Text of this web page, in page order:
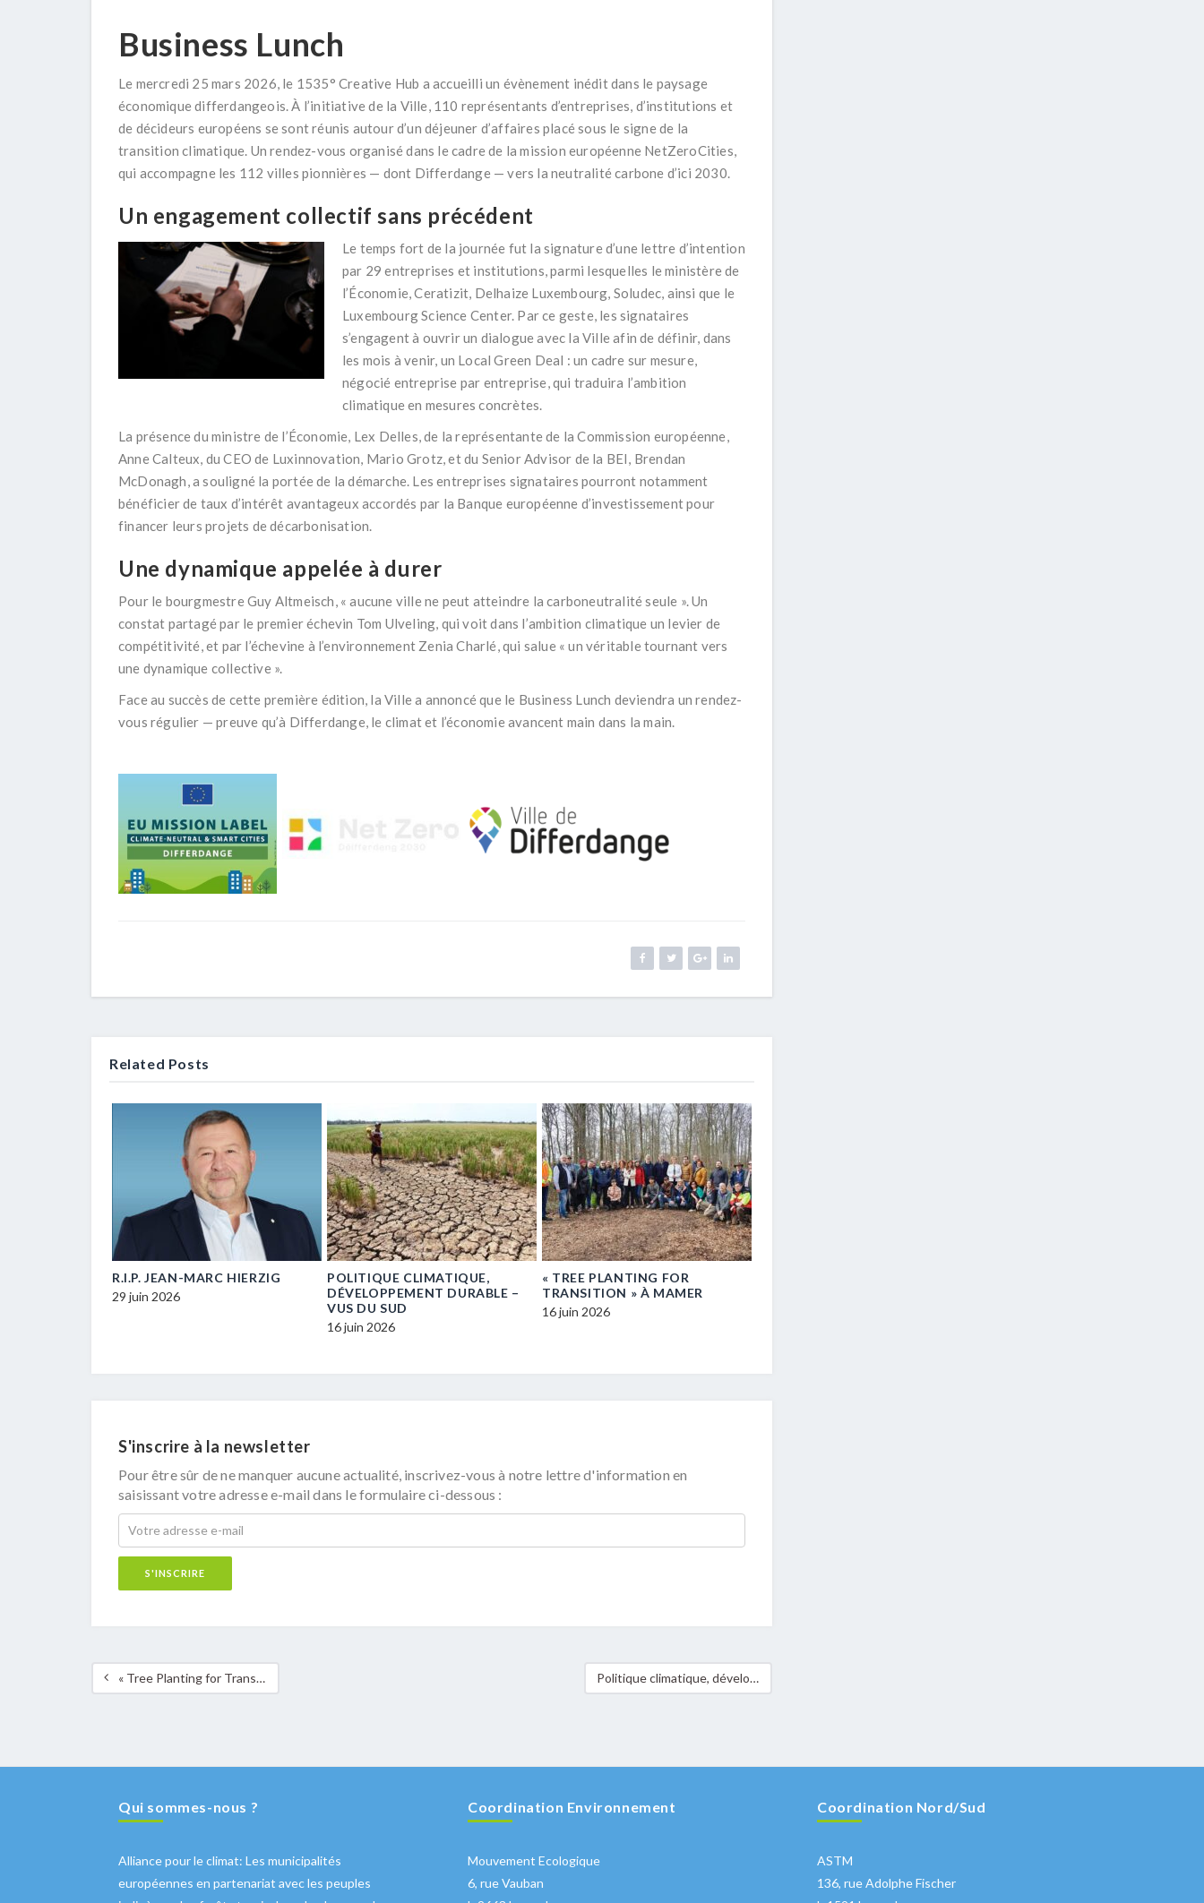
Business Lunch
Le mercredi 25 mars 2026, le 1535° Creative Hub a accueilli un évènement inédit dans le paysage
économique differdangeois. À l’initiative de la Ville, 110 représentants d’entreprises, d’institutions et
de décideurs européens se sont réunis autour d’un déjeuner d’affaires placé sous le signe de la
transition climatique. Un rendez-vous organisé dans le cadre de la mission européenne NetZeroCities,
qui accompagne les 112 villes pionnières — dont Differdange — vers la neutralitécarbone d’ici 2030.
Un engagement collectif sans précédent
Le temps fort de la journée fut la signature d’une lettre d’intention
par 29 entreprises et institutions, parmi lesquelles le ministère de
l’Économie, Ceratizit, Delhaize Luxembourg, Soludec, ainsi que le
Luxembourg Science Center. Par ce geste, les signataires
s’engagent à ouvrir un dialogue avec la Ville afin de définir, dans
les mois à venir, un Local Green Deal : un cadre sur mesure,
négocié entreprise par entreprise, qui traduira l’ambition
climatique en mesures concrètes.
La présence du ministre de l’Économie, Lex Delles, de la représentante de la Commission européenne,
Anne Calteux, du CEO de Luxinnovation, Mario Grotz,et du Senior Advisor de la BEI, Brendan
McDonagh,a souligné la portée de la démarche. Les entreprises signataires pourront notamment
bénéficier de taux d’intérêt avantageux accordés par la Banque européenne d’investissementpour
financer leurs projets de décarbonisation.
Une dynamique appelée à durer
Pour le bourgmestreGuy Altmeisch, « aucune ville ne peut atteindre la carboneutralité seule ». Un
constat partagé par le premier échevin Tom Ulveling, qui voit dans l’ambition climatique un levier de
compétitivité, et par l’échevine à l’environnement Zenia Charlé, qui salue « un véritable tournant vers
une dynamique collective ».
Face au succès de cette première édition, la Ville a annoncé que le Business Lunch deviendra unrendez-
vous régulier — preuve qu’à Differdange, le climat et l’économie avancent main dans la main.
Related Posts
R.I.P. JEAN-MARC HIERZIG
29 juin 2026
POLITIQUE CLIMATIQUE,
DÉVELOPPEMENT DURABLE –
VUS DU SUD
16 juin 2026
« TREE PLANTING FOR
TRANSITION » À MAMER
16 juin 2026
S'inscrire à la newsletter
Pour être sûr de ne manquer aucune actualité, inscrivez-vous à notre lettre d'information en
saisissant votre adresse e-mail dans le formulaire ci-dessous :
« Tree Planting for Transition » à Mamer Politique climatique, développement durable – vus du Sud
Qui sommes-nous ?
Alliance pour le climat: Les municipalités
européennes en partenariat avec les peuples
Coordination Environnement
Mouvement Ecologique
6, rue Vauban
Coordination Nord/Sud
ASTM
136, rue Adolphe Fischer